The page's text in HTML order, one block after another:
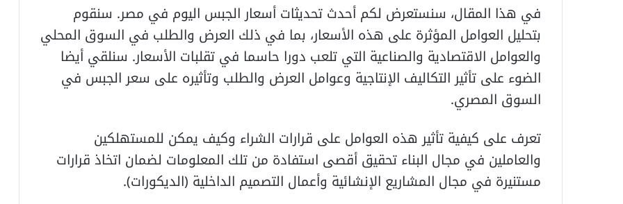
في هذا المقال، سنستعرض لكم أحدث تحديثات أسعار الجبس اليوم في مصر. سنقوم
بتحليل العوامل المؤثرة على هذه الأسعار، بما في ذلك العرض والطلب في السوق المحلي
والعوامل الاقتصادية والصناعية التي تلعب دورا حاسما في تقلبات الأسعار. سنلقي أيضا
الضوء على تأثير التكاليف الإنتاجية وعوامل العرض والطلب وتأثيره على سعر الجبس في
السوق المصري.
تعرف على كيفية تأثير هذه العوامل على قرارات الشراء وكيف يمكن للمستهلكين
والعاملين في مجال البناء تحقيق أقصى استفادة من تلك المعلومات لضمان اتخاذ قرارات
مستنيرة في مجال المشاريع الإنشائية وأعمال التصميم الداخلية (الديكورات).